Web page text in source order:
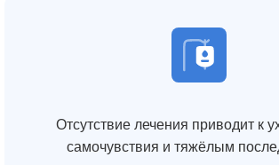
Отсутствие лечения приводит к
самочувствия и тяжёлым